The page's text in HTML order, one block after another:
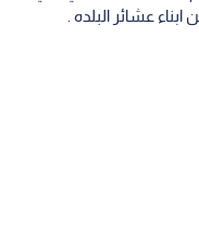
عشائر البلده .